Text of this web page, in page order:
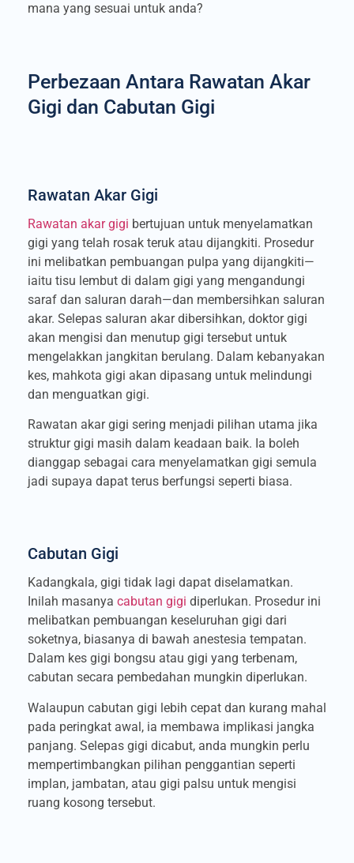
mana yang sesuai untuk anda?
Perbezaan Antara Rawatan Akar
Gigi dan Cabutan Gigi
Rawatan Akar Gigi
Rawatan akar gigi bertujuan untuk menyelamatkan
gigi yang telah rosak teruk atau dijangkiti. Prosedur
ini melibatkan pembuangan pulpa yang dijangkiti—
iaitu tisu lembut di dalam gigi yang mengandungi
saraf dan saluran darah—dan membersihkan saluran
akar. Selepas saluran akar dibersihkan, doktor gigi
akan mengisi dan menutup gigi tersebut untuk
mengelakkan jangkitan berulang. Dalam kebanyakan
kes, mahkota gigi akan dipasang untuk melindungi
dan menguatkan gigi.
Rawatan akar gigi sering menjadi pilihan utama jika
struktur gigi masih dalam keadaan baik. Ia boleh
dianggap sebagai cara menyelamatkan gigi semula
jadi supaya dapat terus berfungsi seperti biasa.
Cabutan Gigi
Kadangkala, gigi tidak lagi dapat diselamatkan.
Inilah masanya cabutan gigi diperlukan. Prosedur ini
melibatkan pembuangan keseluruhan gigi dari
soketnya, biasanya di bawah anestesia tempatan.
Dalam kes gigi bongsu atau gigi yang terbenam,
cabutan secara pembedahan mungkin diperlukan.
Walaupun cabutan gigi lebih cepat dan kurang mahal
pada peringkat awal, ia membawa implikasi jangka
panjang. Selepas gigi dicabut, anda mungkin perlu
mempertimbangkan pilihan penggantian seperti
implan, jambatan, atau gigi palsu untuk mengisi
ruang kosong tersebut.